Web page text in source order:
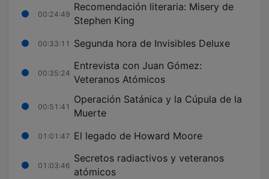
00:24:49
Recomendación literaria: Misery de
Stephen King
00:33:11 Segunda hora de Invisibles Deluxe
00:35:24
Entrevista con Juan Gómez:
Veteranos Atómicos
00:51:41
Operación Satánica y la Cúpula de la
Muerte
01:01:47 El legado de Howard Moore
01:03:46
Secretos radiactivos y veteranos
atómicos